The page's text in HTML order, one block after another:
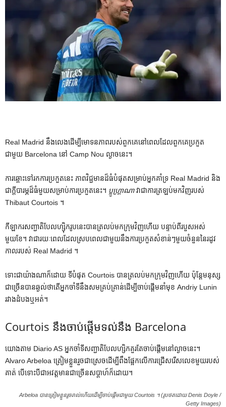
Real Madrid នឹង​លេង​ដើម្បី​មោទនភាព​របស់​ពួក​គេ​នៅ​ពេល​ដែល​ពួក​គេ​ប្រកួត​
ជាមួយ Barcelona នៅ Camp Nou ល្ងាច​នេះ។
ការឆ្ពោះទៅរកការប្រកួតនេះ ភាពវិជ្ជមានដ៏ធំបំផុតសម្រាប់អ្នកគាំទ្រ Real Madrid និង
ជាក្តីបារម្ភដ៏ធំមួយសម្រាប់ការប្រកួតនេះ។ ប្លូហ្គ្រាណាវាជាការត្រឡប់មកវិញរបស់
Thibaut Courtois ។
កីឡាករសញ្ជាតិបែលហ្ស៊ិករូបនេះបានត្រលប់មកក្រុមវិញហើយ បន្ទាប់ពីរបួសអស់
មួយខែ។ វាជារយៈពេលដែលស្របពេលជាមួយនឹងការប្រកួតសំខាន់ៗមួយចំនួននៃរដូវ
កាលរបស់ Real Madrid ។
ទោះជាយ៉ាងណាក៏ដោយ ទីបំផុត Courtois បានត្រលប់មកក្រុមវិញហើយ ប៉ុន្តែមនុស្ស
ជាច្រើនបានឆ្ងល់ថាតើអ្នកចាំទីនឹងសមគ្រប់គ្រាន់ដើម្បីចាប់ផ្តើមនាំមុខ Andriy Lunin
រវាងដំបងឬអត់។
Courtois នឹងចាប់ផ្តើមទល់នឹង Barcelona
យោងតាម ​​Diario AS អ្នកចាំទីសញ្ជាតិបែលហ្សិកគួរតែចាប់ផ្តើមនៅល្ងាចនេះ។
Alvaro Arbeloa ត្រៀមខ្លួនរួចជាស្រេចដើម្បីពឹងផ្អែកលើការជ្រើសរើសលេខមួយរបស់
គាត់ បើទោះបីជាអវត្តមានជាច្រើនសប្តាហ៍ក៏ដោយ។
Arbeloa បានត្រៀមខ្លួនរួចរាល់ហើយដើម្បីចាប់ផ្តើមជាមួយ Courtois ។ (រូបថតដោយ Denis Doyle /
Getty Images)